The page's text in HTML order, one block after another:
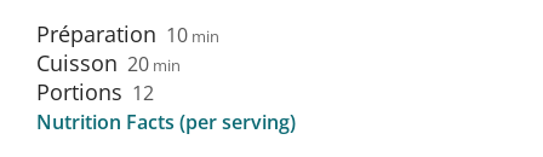
Préparation 10 min
Cuisson 20 min
Portions 12
Nutrition Facts (per serving)